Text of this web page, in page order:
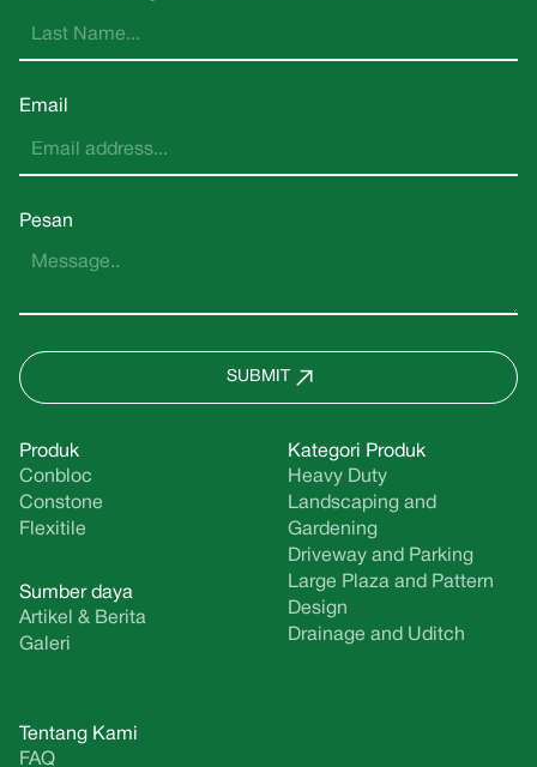
Email
Pesan
SUBMIT
Produk
Conbloc
Constone
Flexitile
Tentang Kami
FAQ
Kategori Produk
Heavy Duty
Landscaping and
Gardening
Driveway and Parking
Large Plaza and Pattern
Design
Drainage and Uditch
Sumber daya
Artikel & Berita
Galeri